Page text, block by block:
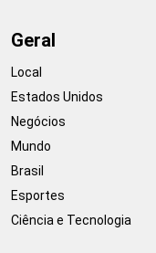
Geral
Local
Estados Unidos
Negócios
Mundo
Brasil
Esportes
Ciência e Tecnologia